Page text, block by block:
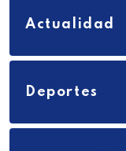
Actualidad
Deportes